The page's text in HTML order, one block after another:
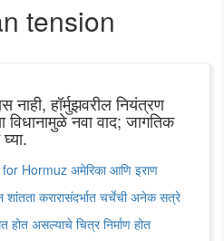
tension
नाही, हॉर्मुझवरील नियंत्रण
विधानामुळे नवा वाद; जागतिक
Hormuz अमेरिका आणि इराण
शांतता करारासंदर्भात चर्चेची अनेक सत्रे
असल्याचे चित्र निर्माण होत